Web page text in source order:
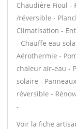
Chaudière Fioul -
/réversible -
Climatisation -
- Chauffe eau
Aérothermie -
chaleur air-eau -
solaire -
réversible -
-
Voir la fiche